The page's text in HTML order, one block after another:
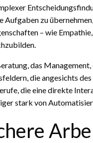
zu
– wie
das
die angesichts
die eine direkte
stark von